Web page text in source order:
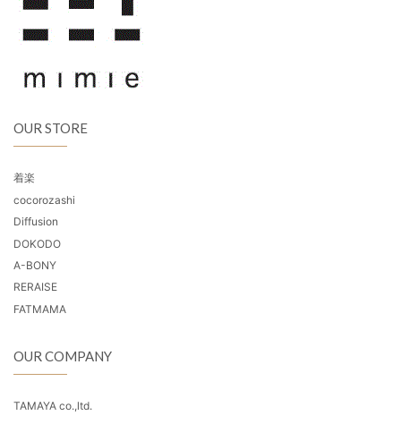
OUR STORE
着楽
cocorozashi
Diffusion
DOKODO
A-BONY
RERAISE
FATMAMA
OUR COMPANY
TAMAYA co.,ltd.